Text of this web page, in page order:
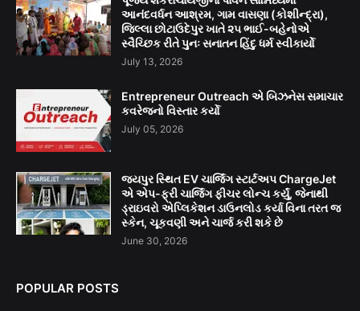
આનંદવર્ધન આશ્રમ, ગામ વાસણા (કોશીન્દ્રા),
જિલ્લા છોટાઉદેપુર ખાતે ૨૫ ભાઈ-બહેનોએ
સ્વૈચ્છિક રીતે પુનઃ સનાતન હિંદુ ધર્મ સ્વીકાર્યો
July 13, 2026
Entrepreneur Outreach એ બિઝનેસ સમાચાર
કવરેજનો વિસ્તાર કર્યો
July 05, 2026
જયપુર સ્થિત EV ચાર્જિંગ સ્ટાર્ટઅપ ChargeJet
એ એપ-ફ્રી ચાર્જિંગ ફીચર લોન્ચ કર્યું, જેનાથી
ડ્રાઇવરો એપ્લિકેશન ડાઉનલોડ કર્યા વિના તરત જ
સ્કેન, ચૂકવણી અને ચાર્જ કરી શકે છે
June 30, 2026
POPULAR POSTS